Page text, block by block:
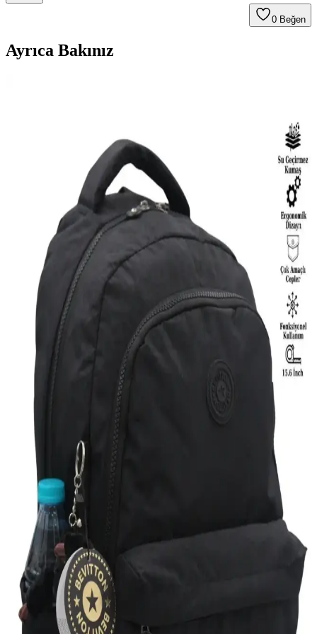
0 Beğen
Ayrıca Bakınız
İki popüler seyahat makyaj organizerini karşılaştırıyoruz.
Ecoform'un su geçirmez ve geniş hazneleri, NS Reliable'ın şık suni
deri ve çok fonksiyonlu tasarımıyla öne çıkıyor. Hangi model sizin
ihtiyaçlarınıza uygun?
Pierre Cardin Bej Monogram Kadın Sırt Çantası
Şıklık ve Fonksiyonelliğin Buluşması
Estetik ve dayanıklı tasarımıyla Pierre Cardin bej monogram sırt
çantası, günlük kullanım için ideal, geniş iç hacmi ve fonksiyonel
detaylarıyla şıklık ve pratikliği bir araya getiriyor.
Eliza Çok Gözlü Kadın Sırt Çantası: Şık ve
Fonksiyonel Günlük Kullanım Çantası
Eliza Çok Gözlü Kadın Sırt Çantası, şık tasarımı ve pratik
kullanımıyla günlük, plaj ve şehir aktiviteleri için ideal. Dayanıklı
suni deri malzemesi ve geniş iç hacmiyle vazgeçilmeziniz olacak.
Elentra Siyah Spor ve FOCUX Nil-07 Yarasa
Çantası Karşılaştırması: Özellikler ve Kullanıcı
Yorumları
Elentra Siyah Spor Sırt Çantası ve FOCUX Nil-07 Yarasa Çanta'nın
özellikleri, kullanıcı yorumları ve avantajlarıyla, kullanım alanınıza
uygun en iyi çantayı seçin.
Gençler İçin Uygun LUCKY BAG Çanta
Karşılaştırması ve Seçim Rehberi
Bu karşılaştırmada, gençler için tasarlanmış iki LUCKY BAG
çantasının özellikleri, kullanıcı yorumları ve tasarım farkları detaylı
şekilde inceleniyor.
Hummel Darrel Bag Pack Sırt Çantası: Şık ve